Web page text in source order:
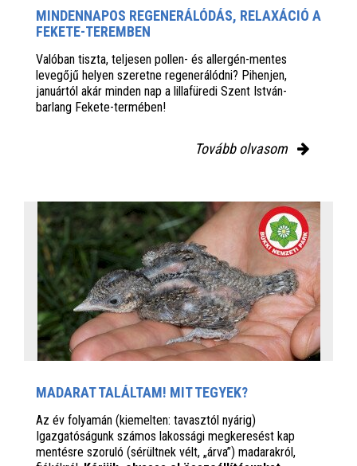
MINDENNAPOS REGENERÁLÓDÁS, RELAXÁCIÓ A
FEKETE-TEREMBEN
Valóban tiszta, teljesen pollen- és allergén-mentes
levegőjű helyen szeretne regenerálódni? Pihenjen,
januártól akár minden nap a lillafüredi Szent István-
barlang Fekete-termében!
Tovább olvasom
MADARAT TALÁLTAM! MIT TEGYEK?
Az év folyamán (kiemelten: tavasztól nyárig)
Igazgatóságunk számos lakossági megkeresést kap
mentésre szoruló (sérültnek vélt, „árva”) madarakról,